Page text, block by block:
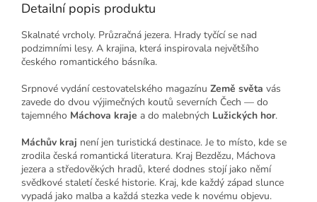
Detailní popis produktu
Skalnaté vrcholy. Průzračná jezera. Hrady tyčící se nad
podzimními lesy. A krajina, která inspirovala největšího
českého romantického básníka.
Srpnové vydání cestovatelského magazínu Země světa vás
zavede do dvou výjimečných koutů severních Čech — do
tajemného Máchova kraje a do malebných Lužických hor.
Máchův kraj není jen turistická destinace. Je to místo, kde se
zrodila česká romantická literatura. Kraj Bezdězu, Máchova
jezera a středověkých hradů, které dodnes stojí jako němí
svědkové staletí české historie. Kraj, kde každý západ slunce
vypadá jako malba a každá stezka vede k novému objevu.